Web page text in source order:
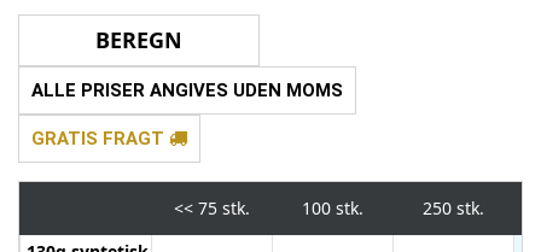
ALLE PRISER ANGIVES UDEN MOMS
GRATIS FRAGT
<< 75 stk. 100 stk.
250 stk.